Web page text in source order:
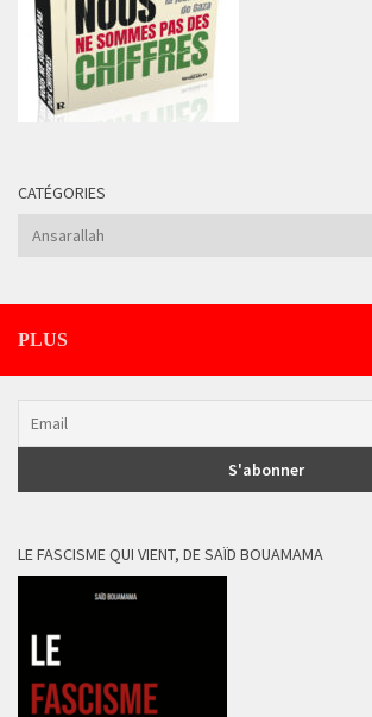
CATÉGORIES
Catégories
PLUS
LE FASCISME QUI VIENT, DE SAÏD BOUAMAMA